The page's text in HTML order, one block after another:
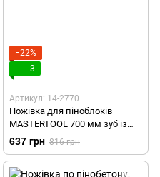
−22%
3
Артикул: 14-2770
Ножівка для піноблоків
MASTERTOOL 700 мм зуб із
напайкою тефлонове
покриття 14-2770
637 грн 816 грн